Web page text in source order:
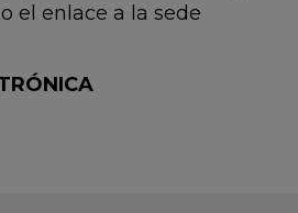
el enlace a la sede